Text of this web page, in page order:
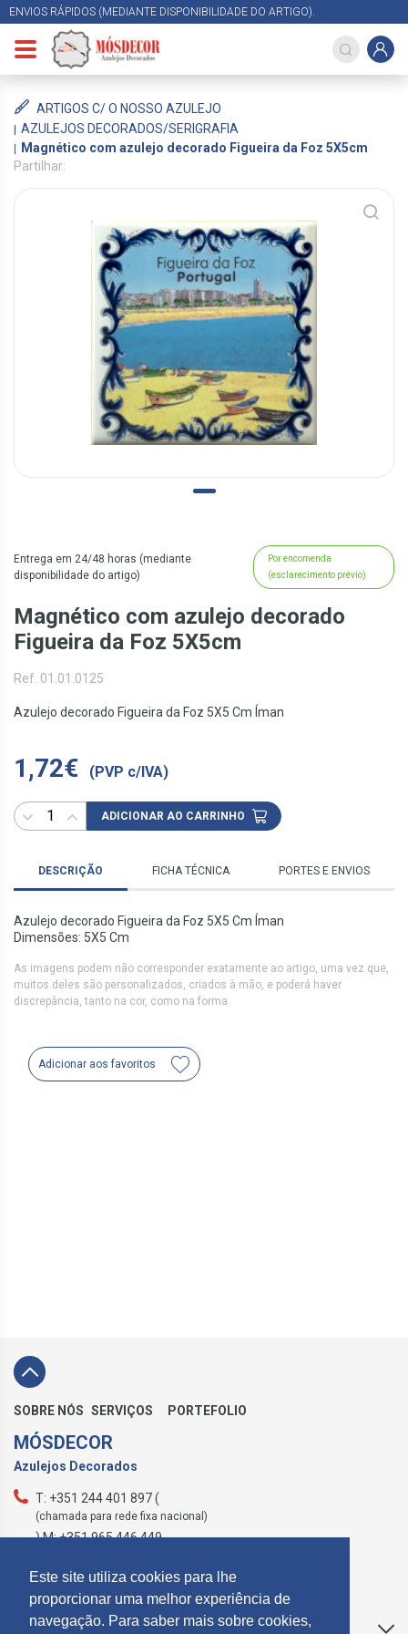
Este site utiliza cookies para lhe
proporcionar uma melhor experiência de
navegação. Para saber mais sobre cookies,
ENVIOS RÁPIDOS (MEDIANTE DISPONIBILIDADE DO ARTIGO).
ARTIGOS C/ O NOSSO AZULEJO
AZULEJOS DECORADOS/SERIGRAFIA
Magnético com azulejo decorado Figueira da Foz 5X5cm
Partilhar:
Entrega em 24/48 horas (mediante
disponibilidade do artigo)
Por encomenda
(esclarecimento prévio)
Magnético com azulejo decorado
Figueira da Foz 5X5cm
Ref. 01.01.0125
Azulejo decorado Figueira da Foz 5X5 Cm Íman
1,72€ (PVP c/IVA)
ADICIONAR AO CARRINHO
DESCRIÇÃO FICHA TÉCNICA PORTES E ENVIOS
Azulejo decorado Figueira da Foz 5X5 Cm Íman
Dimensões: 5X5 Cm
As imagens podem não corresponder exatamente ao artigo, uma vez que,
muitos deles são personalizados, criados à mão, e poderá haver
discrepância, tanto na cor, como na forma.
Adicionar aos favoritos
SOBRE NÓS SERVIÇOS PORTEFOLIO
MÓSDECOR
Azulejos Decorados
T: +351 244 401 897 (
(chamada para rede fixa nacional)
) M: +351 965 446 449
Apoio ao Cliente